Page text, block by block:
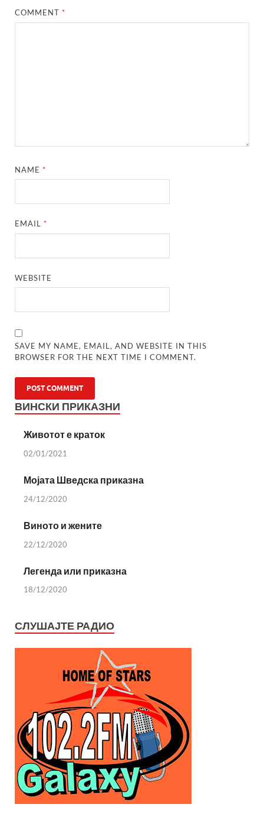
COMMENT*
NAME*
EMAIL*
WEBSITE
SAVE MY NAME, EMAIL, AND WEBSITE IN THIS
BROWSER FOR THE NEXT TIME I COMMENT.
ВИНСКИ ПРИКАЗНИ
Животот е краток
02/01/2021
Мојата Шведска приказна
24/12/2020
Виното и жените
22/12/2020
Легенда или приказна
18/12/2020
СЛУШАЈТЕ РАДИО